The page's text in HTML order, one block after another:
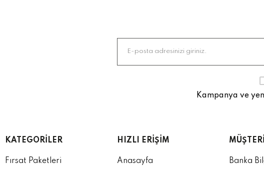
Kampanya ve
KATEGORILER
Fırsat Paketleri
HIZLI ERIŞIM
Anasayfa Banka